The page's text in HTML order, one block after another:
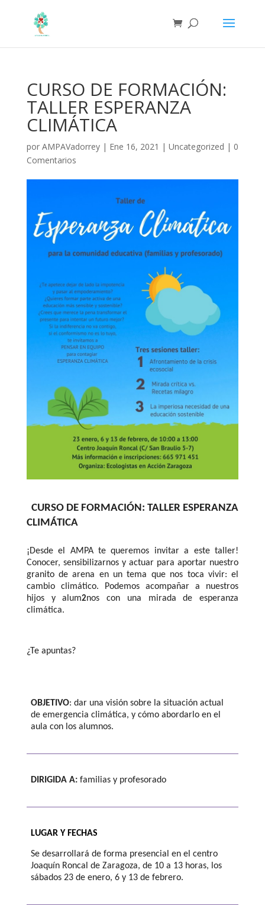
CURSO DE FORMACIÓN:
TALLER ESPERANZA
CLIMÁTICA
por AMPAVadorrey| Ene 16, 2021 | Uncategorized | 0
Comentarios
CURSO DE FORMACIÓN: TALLER ESPERANZA
CLIMÁTICA
¡Desde el AMPA te queremos invitar a este taller!
Conocer, sensibilizarnos y actuar para aportar nuestro
granito de arena en un tema que nos toca vivir: el
cambio climático. Podemos acompañar a nuestros
hijos y alum2nos con una mirada de esperanza
climática.
¿Te apuntas?
OBJETIVO: dar una visión sobre la situación actual
de emergencia climática, y cómo abordarlo en el
aula con los alumnos.
DIRIGIDA A: familias y profesorado
LUGAR Y FECHAS
Se desarrollará de forma presencial en el centro
Joaquín Roncal de Zaragoza, de 10 a 13 horas, los
sábados 23 de enero, 6 y 13 de febrero.